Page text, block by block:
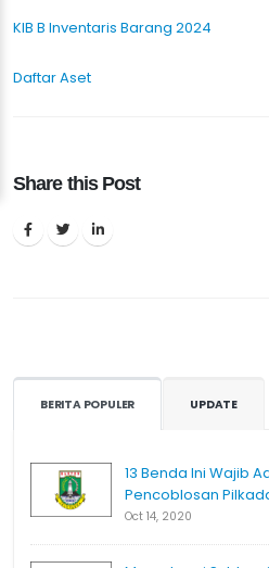
KIB B Inventaris Barang 2024
Daftar Aset
Share this Post
BERITA POPULER UPDATE
13 Benda Ini Wajib
Pencoblosan
Oct 14, 2020